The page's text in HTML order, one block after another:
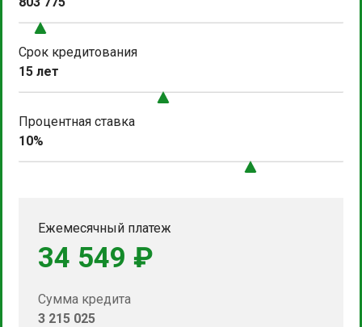
Срок кредитования
15 лет
Процентная ставка
10%
Ежемесячный платеж
34 549 ₽
Сумма кредита
3 215 025